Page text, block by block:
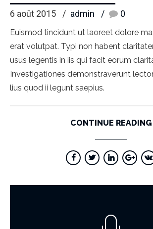
6 août 2015 admin 0
Euismod tincidunt ut laoreet dolore
erat volutpat. Typi non habent
usus legentis in iis qui facit eorum
Investigationes demonstraverunt
lius quod ii legunt saepius.
CONTINUE READING